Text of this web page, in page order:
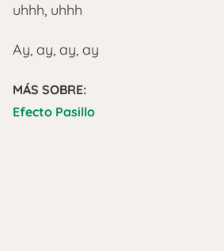
uhhh, uhhh
Ay, ay, ay, ay
MÁS SOBRE:
Efecto Pasillo